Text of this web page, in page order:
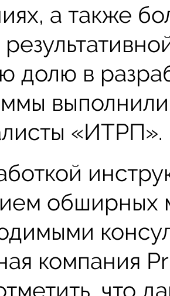
а также
долю в
«ИТРП».
обширных
компания
что